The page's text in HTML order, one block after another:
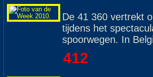
De 41 360 vertrekt
tijdens het
spoorwegen. In
412